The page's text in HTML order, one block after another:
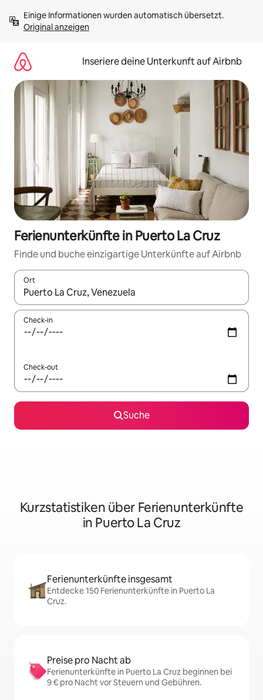
Inhalten
springenOriginal anzeigen
Inseriere deine Unterkunft auf Airbnb
Ferienunterkünfte in Puerto La Cruz
Finde und buche einzigartige Unterkünfte auf Airbnb
Ort
Wenn Ergebnisse verfügbar sind, navigiere mit den
Check-in
Check-out
Suche
Kurzstatistiken über Ferienunterkünfte
in Puerto La Cruz
Ferienunterkünfte insgesamt
Entdecke 150 Ferienunterkünfte in Puerto La
Cruz.
Preise pro Nacht ab
Ferienunterkünfte in Puerto La Cruz beginnen bei
9 € pro Nacht vor Steuern und Gebühren.